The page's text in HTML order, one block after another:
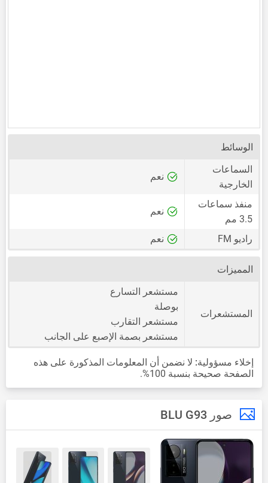
الوسائط
السماعات
الخارجية
نعم
منفذ سماعات
3.5 مم
نعم
راديو FM نعم
المميزات
المستشعرات
مستشعر التسارع
بوصلة
مستشعر التقارب
مستشعر بصمة الإصبع على الجانب
إخلاء مسؤولية: لا نضمن أن المعلومات المذكورة على هذه
الصفحة صحيحة بنسبة 100%.
صور BLU G93